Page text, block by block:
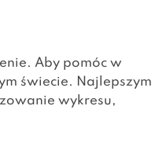
Aby pomóc w
świecie. Najlepszym
wykresu,